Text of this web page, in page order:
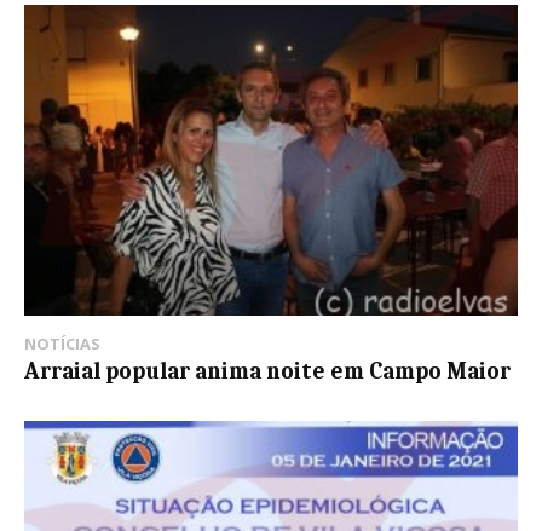
NOTÍCIAS
Arraial popular anima noite em Campo Maior